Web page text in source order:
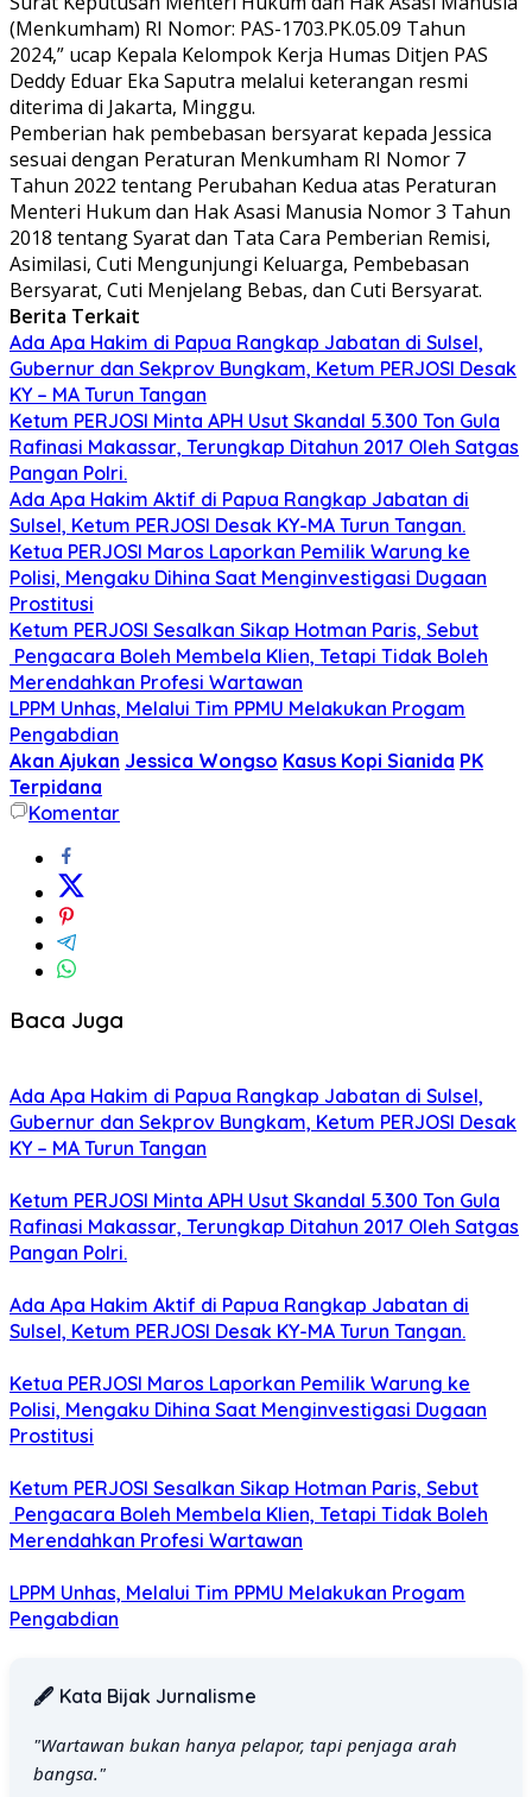
(Menkumham) RI Nomor: PAS-1703.PK.05.09 Tahun
2024,” ucap Kepala Kelompok Kerja Humas Ditjen PAS
Deddy Eduar Eka Saputra melalui keterangan resmi
diterima di Jakarta, Minggu.
Pemberian hak pembebasan bersyarat kepada Jessica
sesuai dengan Peraturan Menkumham RI Nomor 7
Tahun 2022 tentang Perubahan Kedua atas Peraturan
Menteri Hukum dan Hak Asasi Manusia Nomor 3 Tahun
2018 tentang Syarat dan Tata Cara Pemberian Remisi,
Asimilasi, Cuti Mengunjungi Keluarga, Pembebasan
Bersyarat, Cuti Menjelang Bebas, dan Cuti Bersyarat.
Berita Terkait
Ada Apa Hakim di Papua Rangkap Jabatan di Sulsel,
Gubernur dan Sekprov Bungkam, Ketum PERJOSI Desak
KY – MA Turun Tangan
Ketum PERJOSI Minta APH Usut Skandal 5.300 Ton Gula
Rafinasi Makassar, Terungkap Ditahun 2017 Oleh Satgas
Pangan Polri.
Ada Apa Hakim Aktif di Papua Rangkap Jabatan di
Sulsel, Ketum PERJOSI Desak KY-MA Turun Tangan.
Ketua PERJOSI Maros Laporkan Pemilik Warung ke
Polisi, Mengaku Dihina Saat Menginvestigasi Dugaan
Prostitusi
Ketum PERJOSI Sesalkan Sikap Hotman Paris, Sebut
Pengacara Boleh Membela Klien, Tetapi Tidak Boleh
Merendahkan Profesi Wartawan
LPPM Unhas, Melalui Tim PPMU Melakukan Progam
Pengabdian
Akan Ajukan Jessica Wongso Kasus Kopi Sianida PK
Terpidana
Komentar
Baca Juga
Ada Apa Hakim di Papua Rangkap Jabatan di Sulsel,
Gubernur dan Sekprov Bungkam, Ketum PERJOSI Desak
KY – MA Turun Tangan
Ketum PERJOSI Minta APH Usut Skandal 5.300 Ton Gula
Rafinasi Makassar, Terungkap Ditahun 2017 Oleh Satgas
Pangan Polri.
Ada Apa Hakim Aktif di Papua Rangkap Jabatan di
Sulsel, Ketum PERJOSI Desak KY-MA Turun Tangan.
Ketua PERJOSI Maros Laporkan Pemilik Warung ke
Polisi, Mengaku Dihina Saat Menginvestigasi Dugaan
Prostitusi
Ketum PERJOSI Sesalkan Sikap Hotman Paris, Sebut
Pengacara Boleh Membela Klien, Tetapi Tidak Boleh
Merendahkan Profesi Wartawan
LPPM Unhas, Melalui Tim PPMU Melakukan Progam
Pengabdian
🖋️ Kata Bijak Jurnalisme
"Wartawan bukan hanya pelapor, tapi penjaga arah
bangsa."